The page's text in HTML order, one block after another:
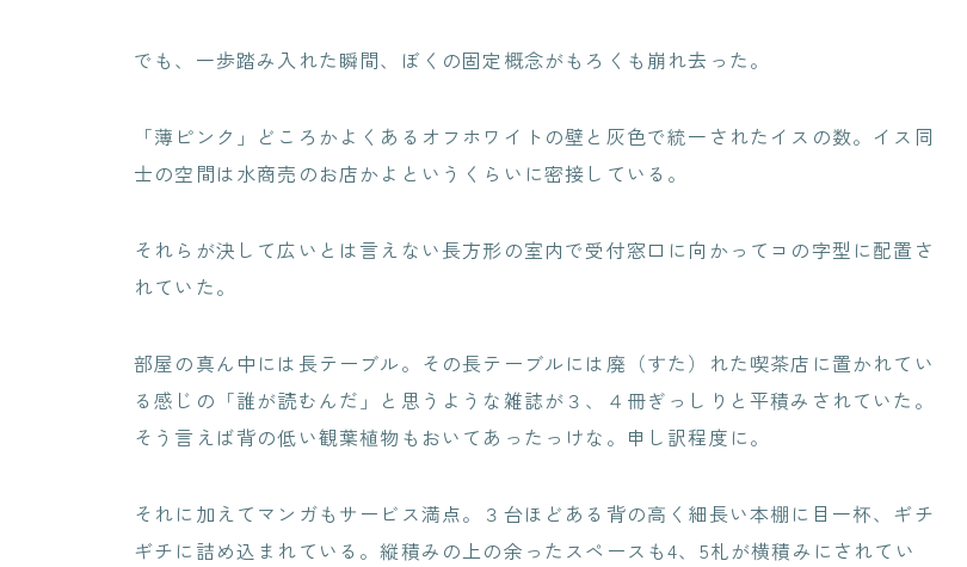
でも、一歩踏み入れた瞬間、ぼくの固定概念がもろくも崩れ去った。
「薄ピンク」どころかよくあるオフホワイトの壁と灰色で統一されたイスの数。イス同
士の空間は水商売のお店かよというくらいに密接している。
それらが決して広いとは言えない長方形の室内で受付窓口に向かってコの字型に配置さ
れていた。
部屋の真ん中には長テーブル。その長テーブルには廃（すた）れた喫茶店に置かれてい
る感じの「誰が読むんだ」と思うような雑誌が３、４冊ぎっしりと平積みされていた。
そう言えば背の低い観葉植物もおいてあったっけな。申し訳程度に。
それに加えてマンガもサービス満点。３台ほどある背の高く細長い本棚に目一杯、ギチ
ギチに詰め込まれている。縦積みの上の余ったスペースも4、5札が横積みにされてい